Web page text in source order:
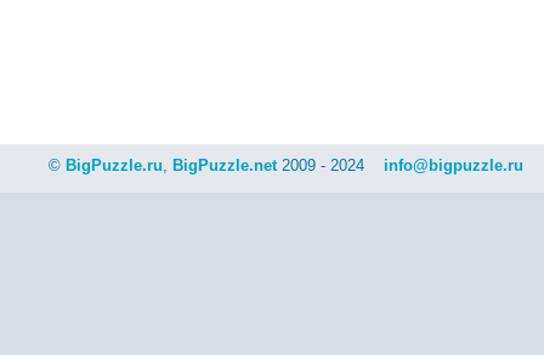
© BigPuzzle.ru, BigPuzzle.net2009 - 2024 info@bigpuzzle.ru